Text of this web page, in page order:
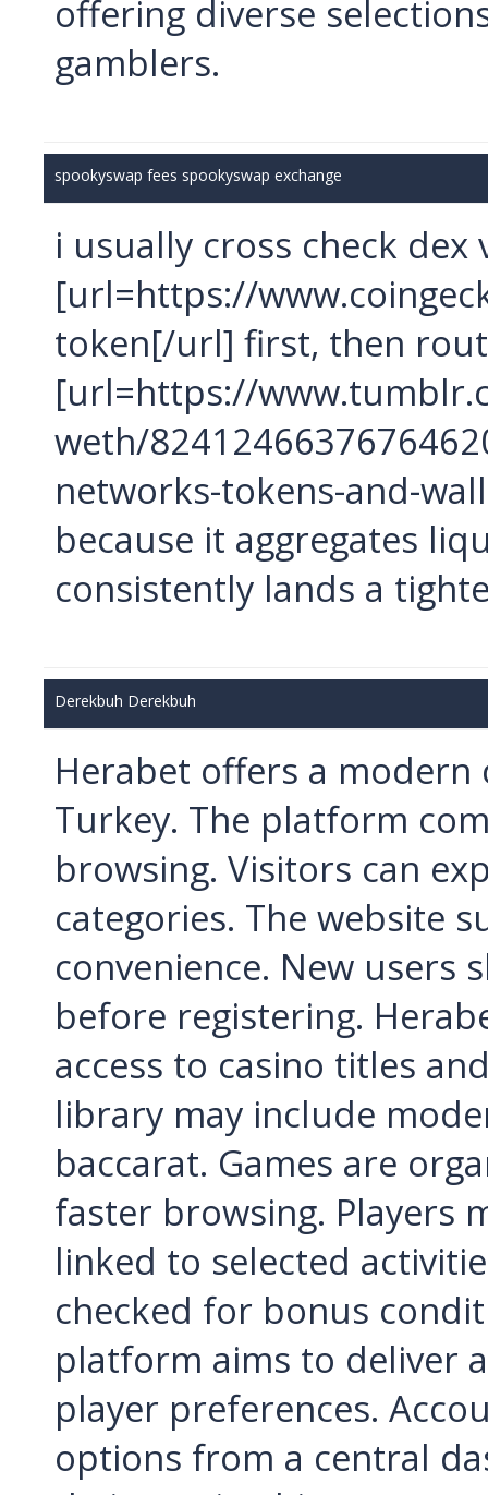
offering diverse
gamblers.
spookyswap fees spookyswap exchange
i usually cross check dex
[url=https://
token[/url] first, then
[url=https://
weth/
networks-tokens-and-
because it aggregates
consistently lands a
Derekbuh Derekbuh
Herabet offers a
Turkey. The platform
browsing. Visitors can
categories. The website
convenience. New users
before registering.
access to casino titles
library may include
baccarat. Games are
faster browsing. Players
linked to selected
checked for bonus
platform aims to deliver
player preferences.
options from a central